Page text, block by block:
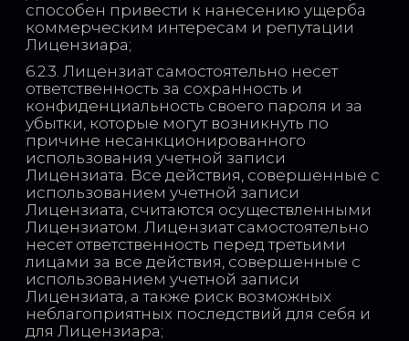
способен привести к нанесению ущерба
коммерческим интересам и репутации
Лицензиара;
6.2.3. Лицензиат самостоятельно несет
ответственность за сохранность и
конфиденциальность своего пароля и за
убытки, которые могут возникнуть по
причине несанкционированного
использования учетной записи
Лицензиата. Все действия, совершенные с
использованием учетной записи
Лицензиата, считаются осуществленными
Лицензиатом. Лицензиат самостоятельно
несет ответственность перед третьими
лицами за все действия, совершенные с
использованием учетной записи
Лицензиата, а также риск возможных
неблагоприятных последствий для себя и
для Лицензиара;